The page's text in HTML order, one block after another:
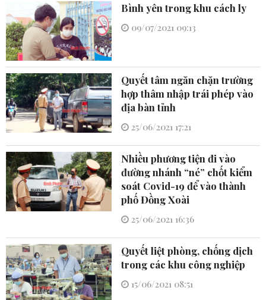
Bình yên trong khu cách ly
09/07/2021 09:13
Quyết tâm ngăn chặn trường
hợp thâm nhập trái phép vào
địa bàn tỉnh
25/06/2021 17:21
Nhiều phương tiện đi vào
đường nhánh “né” chốt kiểm
soát Covid-19 để vào thành
phố Đồng Xoài
25/06/2021 16:36
Quyết liệt phòng, chống dịch
trong các khu công nghiệp
15/06/2021 08:51